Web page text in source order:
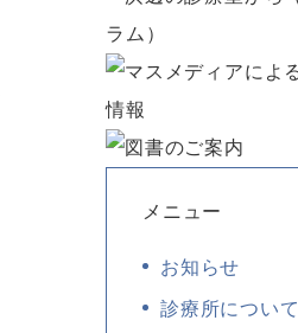
メニュー
お知らせ
診療所について